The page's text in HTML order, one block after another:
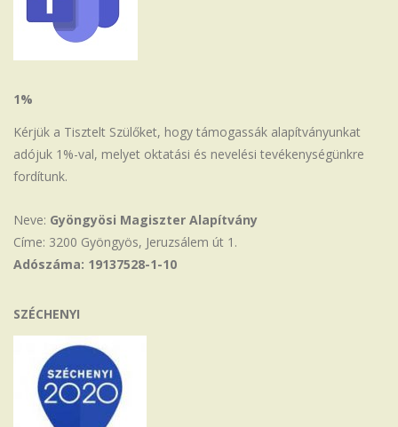
1%
Kérjük a Tisztelt Szülőket, hogy támogassák alapítványunkat
adójuk 1%-val, melyet oktatási és nevelési tevékenységünkre
fordítunk.
Neve: Gyöngyösi Magiszter Alapítvány
Címe: 3200 Gyöngyös, Jeruzsálem út 1.
Adószáma: 19137528-1-10
SZÉCHENYI